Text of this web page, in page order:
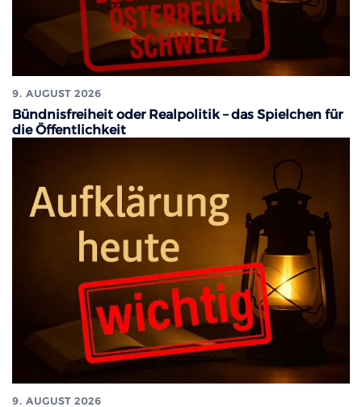
9. AUGUST 2026
Bündnisfreiheit oder Realpolitik – das Spielchen für
die Öffentlichkeit
9. AUGUST 2026